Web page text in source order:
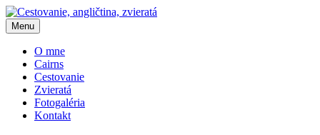
Skip
to
content
Menu
O mne
Cairns
Cestovanie
Zvieratá
Fotogaléria
Kontakt